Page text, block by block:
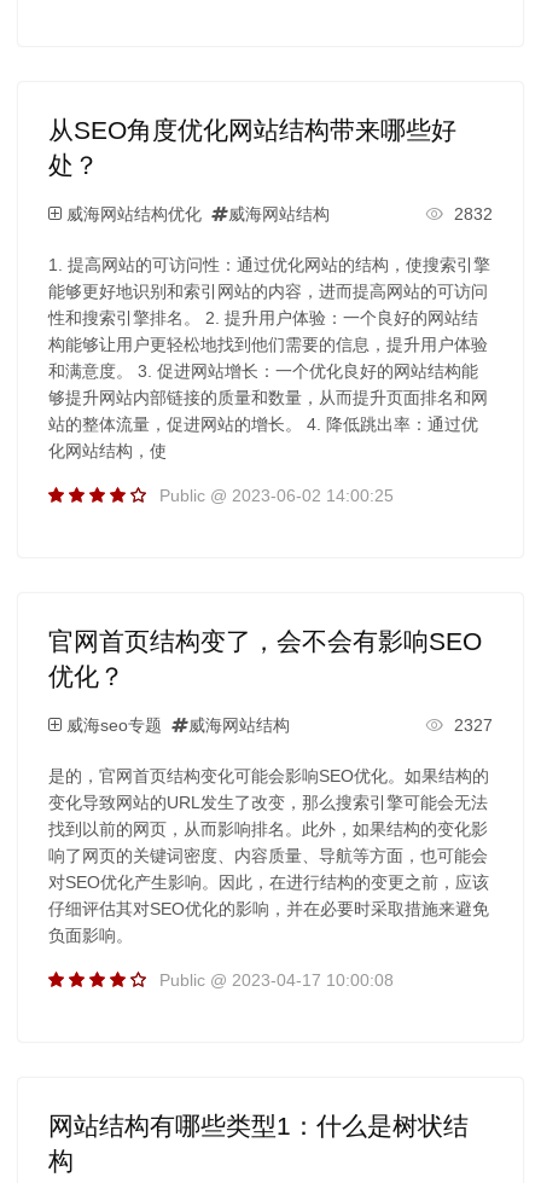
从SEO角度优化网站结构带来哪些好
处？
威海网站结构优化 威海网站结构 2832
1. 提高网站的可访问性：通过优化网站的结构，使搜索引擎
能够更好地识别和索引网站的内容，进而提高网站的可访问
性和搜索引擎排名。 2. 提升用户体验：一个良好的网站结
构能够让用户更轻松地找到他们需要的信息，提升用户体验
和满意度。 3. 促进网站增长：一个优化良好的网站结构能
够提升网站内部链接的质量和数量，从而提升页面排名和网
站的整体流量，促进网站的增长。 4. 降低跳出率：通过优
化网站结构，使
Public @ 2023-06-02 14:00:25
官网首页结构变了，会不会有影响SEO
优化？
威海seo专题 威海网站结构 2327
是的，官网首页结构变化可能会影响SEO优化。如果结构的
变化导致网站的URL发生了改变，那么搜索引擎可能会无法
找到以前的网页，从而影响排名。此外，如果结构的变化影
响了网页的关键词密度、内容质量、导航等方面，也可能会
对SEO优化产生影响。因此，在进行结构的变更之前，应该
仔细评估其对SEO优化的影响，并在必要时采取措施来避免
负面影响。
Public @ 2023-04-17 10:00:08
网站结构有哪些类型1：什么是树状结
构